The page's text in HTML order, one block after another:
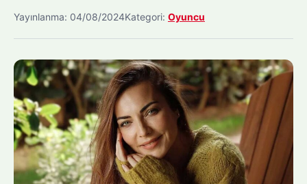
Yayınlanma: 04/08/2024Kategori: Oyuncu